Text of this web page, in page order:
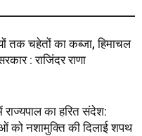
तक चहेतों का कब्जा, हिमाचल
: राजिंदर राणा
राज्यपाल का हरित संदेश:
को नशामुक्ति की दिलाई शपथ